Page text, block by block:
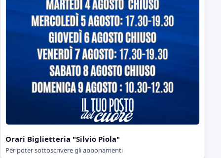
Orari Biglietteria "Silvio Piola"
Per poter sottoscrivere gli abbonamenti